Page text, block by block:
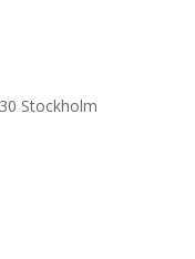
Stockholm